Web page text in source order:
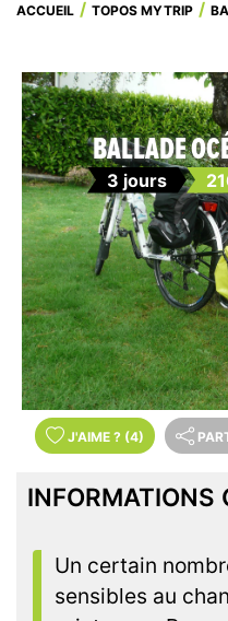
ACCUEIL TOPOS MYTRIP
BALLADE
3 jours
J'AIME ? (4)
INFORMATIONS
Un certain
sensibles au